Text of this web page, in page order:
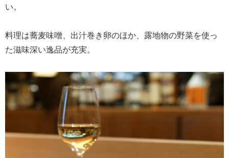
い。
料理は蕎麦味噌、出汁巻き卵のほか、露地物の野菜を使っ
た滋味深い逸品が充実。